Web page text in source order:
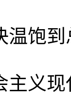
温饱
主义